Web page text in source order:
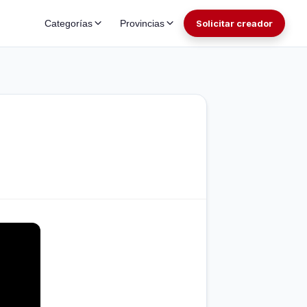
Categorías Provincias Solicitar creador